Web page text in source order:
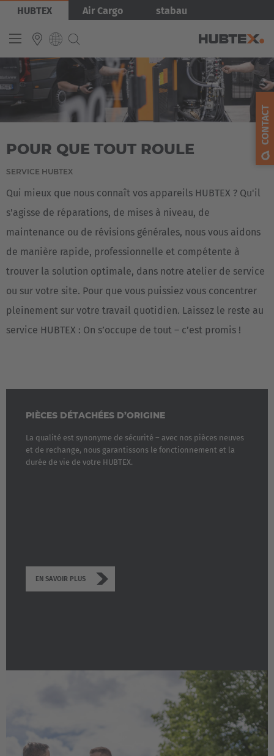
Aller
contenu
HUBTEX Air Cargo stabau
INTERNATIONAL
English
Español
Français
Image
POUR QUE TOUT ROULE
SERVICE HUBTEX
Qui mieux que nous connaît vos appareils HUBTEX ? Qu'il
s'agisse de réparations, de mises à niveau, de
maintenance ou de révisions générales, nous vous aidons
de manière rapide, professionnelle et compétente à
trouver la solution optimale, dans notre atelier de service
ou sur votre site. Pour que vous puissiez vous concentrer
pleinement sur votre travail quotidien. Laissez le reste au
service HUBTEX : On s’occupe de tout – c’est promis !
PIÈCES DÉTACHÉES D’ORIGINE
La qualité est synonyme de sécurité – avec nos pièces neuves
et de rechange, nous garantissons le fonctionnement et la
durée de vie de votre HUBTEX.
EN SAVOIR PLUS
CONTACT